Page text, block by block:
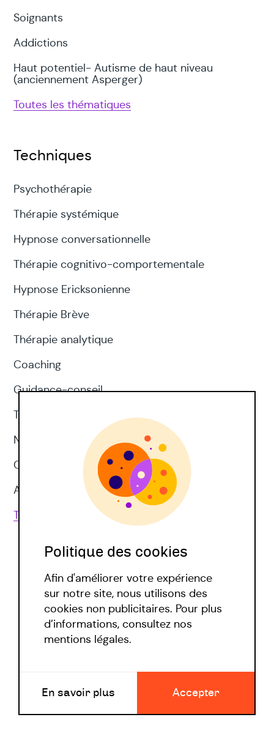
Soignants
Addictions
Haut potentiel- Autisme de haut niveau
(anciennement Asperger)
Toutes les thématiques
Techniques
Psychothérapie
Thérapie systémique
Hypnose conversationnelle
Thérapie cognitivo-comportementale
Hypnose Ericksonienne
Thérapie Brève
Thérapie analytique
Coaching
Guidance-conseil
Thérapie d'acceptation et d'engagement
Neuropsychologie
CNV
Approches corporelles
Toutes les techniques
Politique covid
Politique des cookies
Afin d'améliorer votre expérience
sur notre site, nous utilisons des
cookies non publicitaires. Pour plus
d’informations, consultez nos
mentions légales.
En savoir plus Accepter